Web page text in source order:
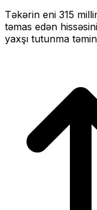
Təkərin eni 315
təmas edən
yaxşı tutunma